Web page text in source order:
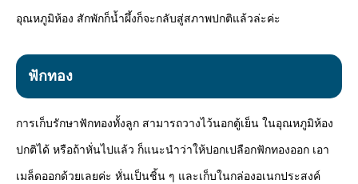
อุณหภูมิห้อง สักพักก็น้ำผึ้งก็จะกลับสู่สภาพปกติแล้วล่ะค่ะ
ฟักทอง
การเก็บรักษาฟักทองทั้งลูก สามารถวางไว้นอกตู้เย็น ในอุณหภูมิห้อง
ปกติได้ หรือถ้าหั่นไปแล้ว ก็แนะนำว่าให้ปอกเปลือกฟักทองออก เอา
เมล็ดออกด้วยเลยค่ะ หั่นเป็นชิ้น ๆ และเก็บในกล่องอเนกประสงค์